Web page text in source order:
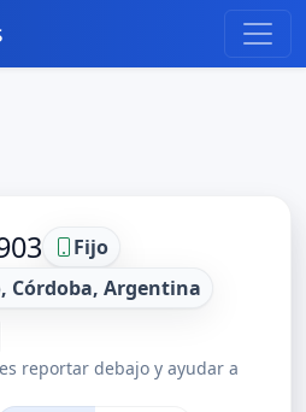
Fijo
Córdoba, Argentina
reportar debajo y ayudar a